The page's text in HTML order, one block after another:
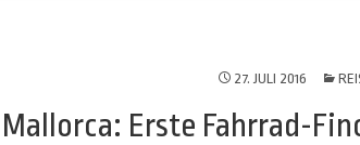
27. JULI 2016
Mallorca: Erste Fahrrad-